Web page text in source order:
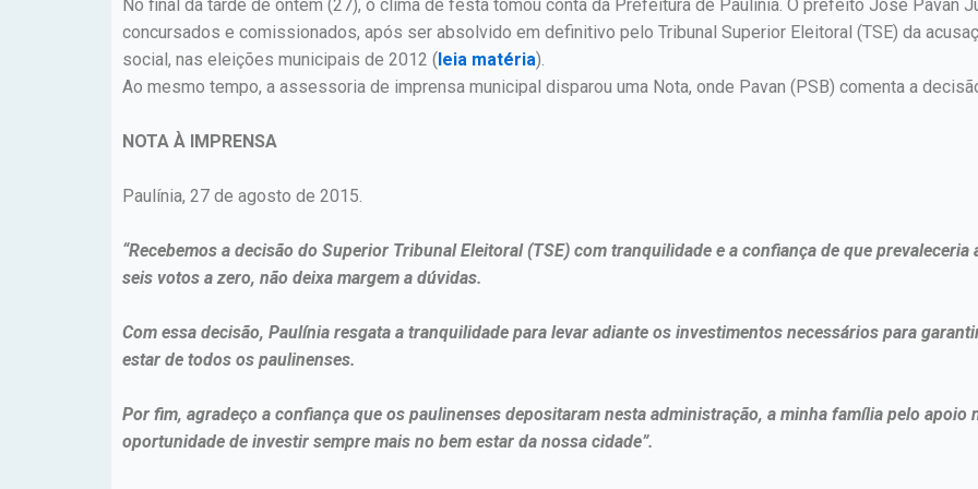
No final da tarde de ontem (27), o clima de festa tomou conta da Prefeitura de Paulínia. O prefeito José Pavan
concursados e comissionados, após ser absolvido em definitivo pelo Tribunal Superior Eleitoral (TSE) da
social, nas eleições municipais de 2012 ( leia matéria).
Ao mesmo tempo, a assessoria de imprensa municipal disparou uma Nota, onde Pavan (PSB) comenta a
NOTA À IMPRENSA
Paulínia, 27 de agosto de 2015.
“Recebemos a decisão do Superior Tribunal Eleitoral (TSE) com tranquilidade e a confiança de que
seis votos a zero, não deixa margem a dúvidas.
Com essa decisão, Paulínia resgata a tranquilidade para levar adiante os investimentos necessários para
estar de todos os paulinenses.
Por fim, agradeço a confiança que os paulinenses depositaram nesta administração, a minha família pelo apoio
oportunidade de investir sempre mais no bem estar da nossa cidade”.